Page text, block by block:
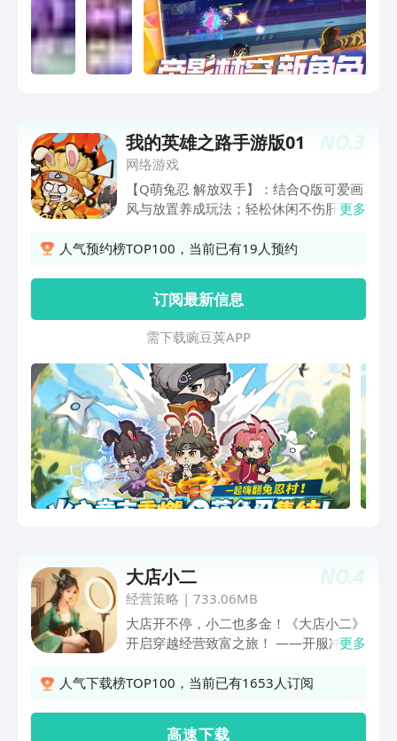
NO.3
我的英雄之路手游版01
网络游戏
【Q萌兔忍 解放双手】：结合Q版可爱画
风与放置养成玩法；轻松休闲不伤肝！
海量专属奇缘角色限定登场，给你不一样
提！ 【流派搭配 策略为王】：羁绊英
雄、通灵兽组合流派、多种搭配影响战斗
走向，百变阵容相互克制，草根逆袭不是
梦，你就是最强兔忍！
更多
人气预约榜TOP100，当前已有19人预约
订阅最新信息
需 下 载 豌 豆 荚 A P P
NO.4
大店小二
经营策略 | 733.06MB
大店开不停，小二也多金！《大店小二》
开启穿越经营致富之旅！ ——开服冲
传奇门客，集结门客一起开店！ 你在时
更多
人气下载榜TOP100，当前已有1653人订阅
高 速 下 载